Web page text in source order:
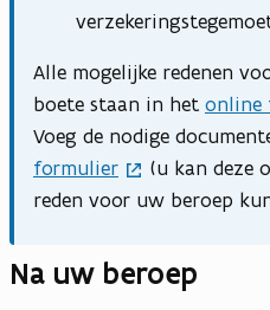
Alle mogelijke redenen
boete staan in het online
Voeg de nodige
formulier
(u kan deze
reden voor uw beroep
Na uw beroep